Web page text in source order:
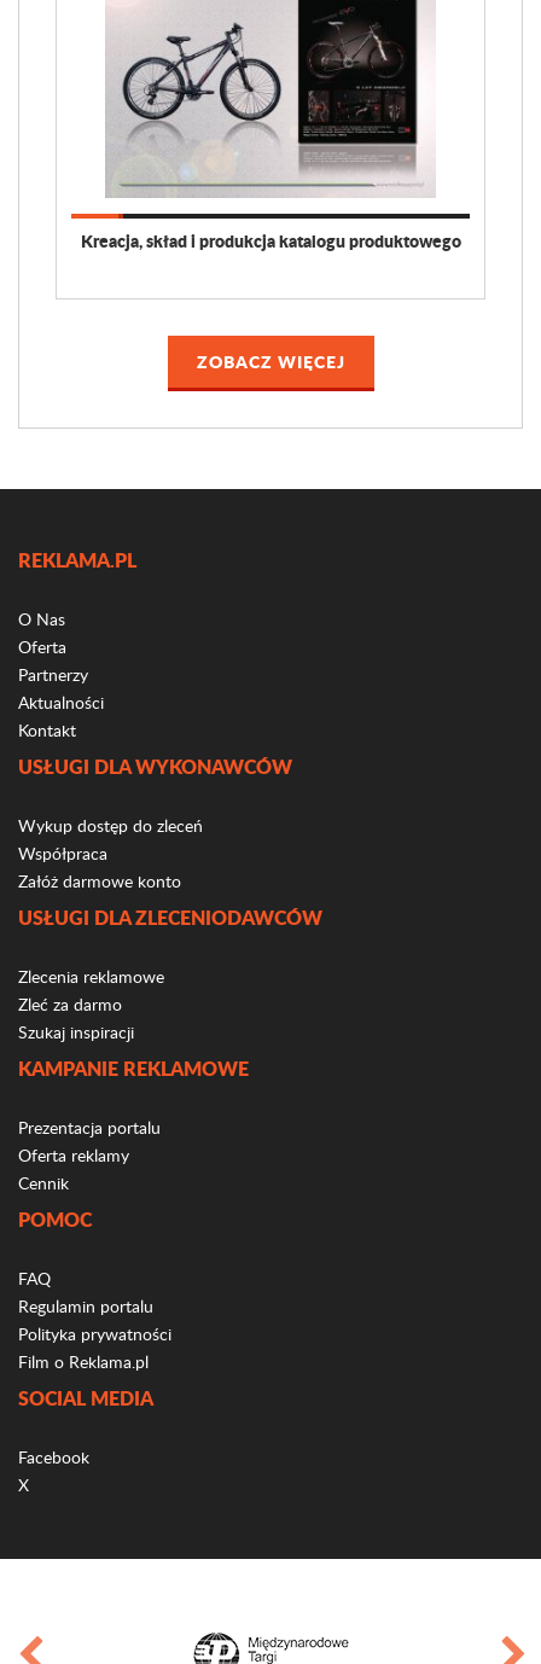
Kreacja, skład i produkcja katalogu produktowego
ZOBACZ WIĘCEJ
REKLAMA.PL
O Nas
Oferta
Partnerzy
Aktualności
Kontakt
USŁUGI DLA WYKONAWCÓW
Wykup dostęp do zleceń
Współpraca
Załóż darmowe konto
USŁUGI DLA ZLECENIODAWCÓW
Zlecenia reklamowe
Zleć za darmo
Szukaj inspiracji
KAMPANIE REKLAMOWE
Prezentacja portalu
Oferta reklamy
Cennik
POMOC
FAQ
Regulamin portalu
Polityka prywatności
Film o Reklama.pl
SOCIAL MEDIA
Facebook
X